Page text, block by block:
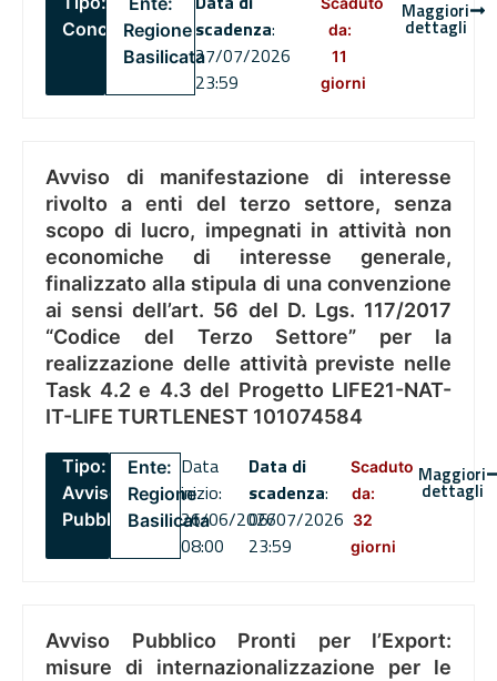
ConcorsiRegione
Basilicata
scadenza:
27/07/2026
23:59
da:
11
giorni
Maggiori
dettagli
Avviso di manifestazione di interesse
rivolto a enti del terzo settore, senza
scopo di lucro, impegnati in attività non
economiche di interesse generale,
finalizzato alla stipula di una convenzione
ai sensi dell’art. 56 del D. Lgs. 117/2017
“Codice del Terzo Settore” per la
realizzazione delle attività previste nelle
Task 4.2 e 4.3 del Progetto LIFE21-NAT-
IT-LIFE TURTLENEST 101074584
Tipo:
Avviso
Pubblico
Ente:
Regione
Basilicata
Data
inizio:
26/06/2026
08:00
Data di
scadenza:
06/07/2026
23:59
Scaduto
da:
32
giorni
Maggiori
dettagli
Avviso Pubblico Pronti per l’Export:
misure di internazionalizzazione per le